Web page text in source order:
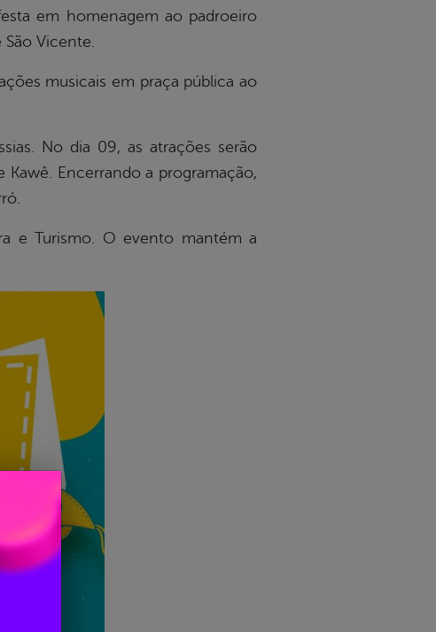
em homenagem ao padroeiro
São Vicente.
musicais em praça pública ao
No dia 09, as atrações serão
Encerrando a programação,
e Turismo. O evento mantém a